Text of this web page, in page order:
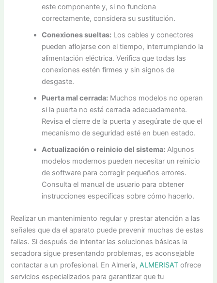
este componente y, si no funciona
correctamente, considera su sustitución.
Conexiones sueltas: Los cables y conectores
pueden aflojarse con el tiempo, interrumpiendo la
alimentación eléctrica. Verifica que todas las
conexiones estén firmes y sin signos de
desgaste.
Puerta mal cerrada: Muchos modelos no operan
si la puerta no está cerrada adecuadamente.
Revisa el cierre de la puerta y asegúrate de que el
mecanismo de seguridad esté en buen estado.
Actualización o reinicio del sistema: Algunos
modelos modernos pueden necesitar un reinicio
de software para corregir pequeños errores.
Consulta el manual de usuario para obtener
instrucciones específicas sobre cómo hacerlo.
Realizar un mantenimiento regular y prestar atención a las
señales que da el aparato puede prevenir muchas de estas
fallas. Si después de intentar las soluciones básicas la
secadora sigue presentando problemas, es aconsejable
contactar a un profesional. En Almería,ALMERISAT ofrece
servicios especializados para garantizar que tu